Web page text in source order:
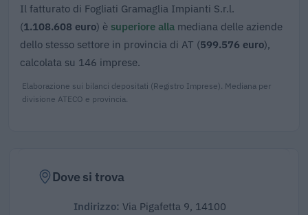
Il fatturato di Fogliati Gramaglia Impianti S.r.l.
(1.108.608 euro) è superiore alla mediana delle aziende
dello stesso settore in provincia di AT (599.576 euro),
calcolata su 146 imprese.
Elaborazione sui bilanci depositati (Registro Imprese). Mediana per
divisione ATECO e provincia.
Dove si trova
Indirizzo: Via Pigafetta 9, 14100